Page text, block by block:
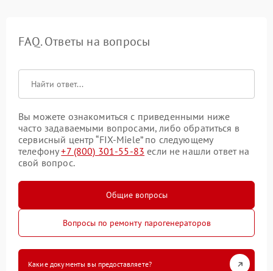
FAQ. Ответы на вопросы
Вы можете ознакомиться с приведенными ниже
часто задаваемыми вопросами, либо обратиться в
сервисный центр “FIX-Miele” по следующему
телефону+7 (800) 301-55-83 если не нашли ответ на
свой вопрос.
Общие вопросы
Вопросы по ремонту парогенераторов
Какие документы вы предоставляете?